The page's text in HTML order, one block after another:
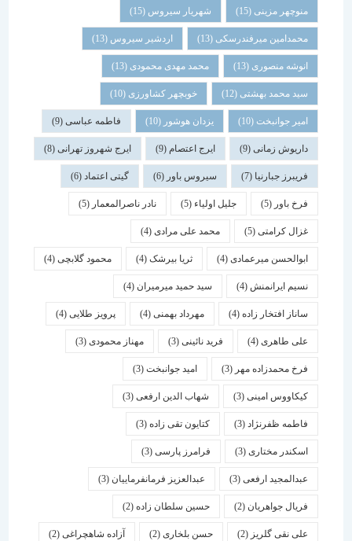
منوچهر مزینی(15) شهریار سیروس(15)
محمدامین میرفندرسکی(13) اردشیر سیروس(13)
انوشه منصوری(13) محمد مهدی محمودی(13)
سید محمد بهشتی(12) خوبچهر کشاورزی(10)
امیر جوانبخت(10) یزدان هوشور(10) فاطمه عباسی(9)
داریوش زمانی(9) ایرج اعتصام(9) ایرج شهروز تهرانی(8)
فریبرز جبارنیا(7) سیروس باور(6) گیتی اعتماد(6)
فرخ باور(5) جلیل اولیاء(5) نادر ناصرالمعمار (5)
غزال کرامتی(5) محمد علی مرادی(4)
ابوالحسن میرعمادی(4) ثریا بیرشک(4) محمود گلابچی(4)
نسیم ایرانمنش(4) سید حمید میرمیران(4)
ساناز افتخار زاده(4) مهرداد بهمنی (4) پرویز طلایی(4)
علی طاهری(4) فرید نائینی(3) مهناز محمودی(3)
فرخ محمدزاده مهر(3) امید جوانبخت(3)
کیکاووس امینی(3) شهاب الدین ارفعی(3)
فاطمه ظفرنژاد(3) کتایون تقی زاده(3)
اسكندر مختاری (3) فرامرز پارسی(3)
عبدالمجید ارفعی(3) عبدالعزیز فرمانفرماییان(3)
فریال جواهریان(2) حسین سلطان زاده(2)
علی نقی گلریز(2) حسن بلخاری(2) آزاده شاهچراغی(2)